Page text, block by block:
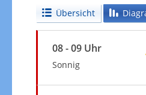
Übersicht
08 - 09 Uhr
Sonnig